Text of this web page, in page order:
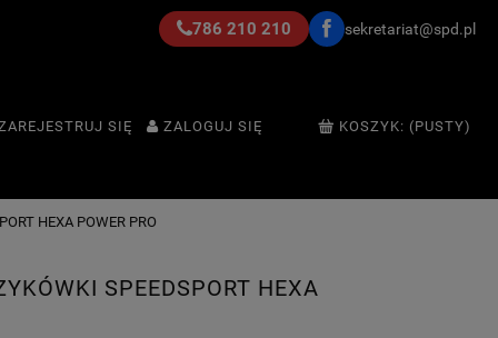
786 210 210 sekretariat@spd.pl
SIĘ ZALOGUJ SIĘ KOSZYK: (PUSTY)
HEXA POWER PRO
SPEEDSPORT HEXA